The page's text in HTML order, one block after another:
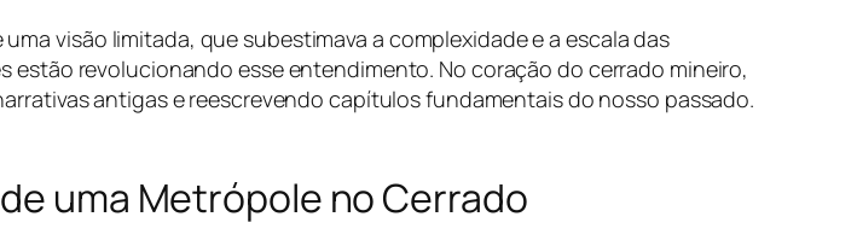
visão limitada, que subestimava a complexidade e a escala das
revolucionando esse entendimento. No coração do cerrado mineiro,
antigas e reescrevendo capítulos fundamentais do nosso passado.
uma Metrópole no Cerrado